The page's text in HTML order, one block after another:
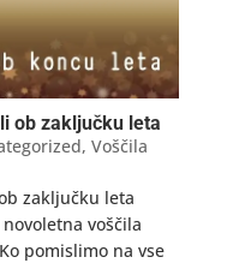
ob zaključku leta
, Voščila
zaključku leta
voščila
pomislimo na vse